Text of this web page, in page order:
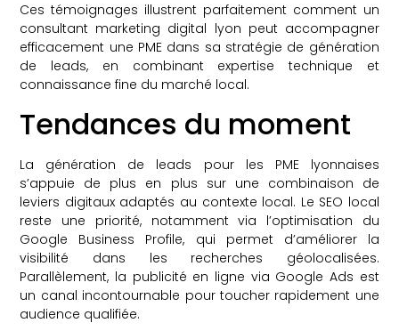
Ces témoignages illustrent parfaitement comment un
consultant marketing digital lyon peut accompagner
efficacement une PME dans sa stratégie de génération
de leads, en combinant expertise technique et
connaissance fine du marché local.
Tendances du moment
La génération de leads pour les PME lyonnaises
s’appuie de plus en plus sur une combinaison de
leviers digitaux adaptés au contexte local. Le SEO local
reste une priorité, notamment via l’optimisation du
Google Business Profile, qui permet d’améliorer la
visibilité dans les recherches géolocalisées.
Parallèlement, la publicité en ligne via Google Ads est
un canal incontournable pour toucher rapidement une
audience qualifiée.